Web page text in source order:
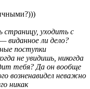
страницу, уходить с
виданное ли дело?
поступки
не увидишь, никогда
тебя? Да он вообще
возненавидел неважно
никак